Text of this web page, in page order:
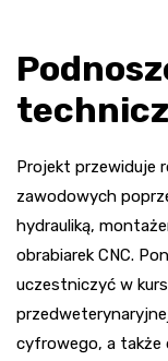
Projekt przewiduje
zawodowych
hydrauliką,
obrabiarek CNC.
uczestniczyć w
cyfrowego, a także